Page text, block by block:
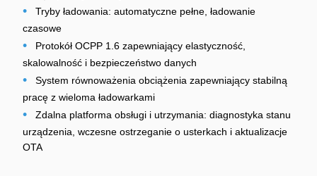
•
Tryby ładowania: automatyczne pełne, ładowanie
czasowe
•
Protokół OCPP 1.6 zapewniający elastyczność,
skalowalność i bezpieczeństwo danych
•
System równoważenia obciążenia zapewniający stabilną
pracę z wieloma ładowarkami
•
Zdalna platforma obsługi i utrzymania: diagnostyka stanu
urządzenia, wczesne ostrzeganie o usterkach i aktualizacje
OTA